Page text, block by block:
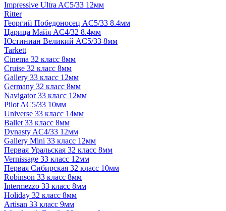
Impressive Ultra AC5/33 12мм
Ritter
Георгий Победоносец AC5/33 8.4мм
Царица Майя AC4/32 8.4мм
Юстиниан Великий AC5/33 8мм
Tarkett
Cinema 32 класс 8мм
Cruise 32 класс 8мм
Gallery 33 класс 12мм
Germany 32 класс 8мм
Navigator 33 класс 12мм
Pilot AC5/33 10мм
Universe 33 класс 14мм
Ballet 33 класс 8мм
Dynasty AC4/33 12мм
Gallery Mini 33 класс 12мм
Первая Уральская 32 класс 8мм
Vernissage 33 класс 12мм
Первая Сибирская 32 класс 10мм
Robinson 33 класс 8мм
Intermezzo 33 класс 8мм
Holiday 32 класс 8мм
Artisan 33 класс 9мм